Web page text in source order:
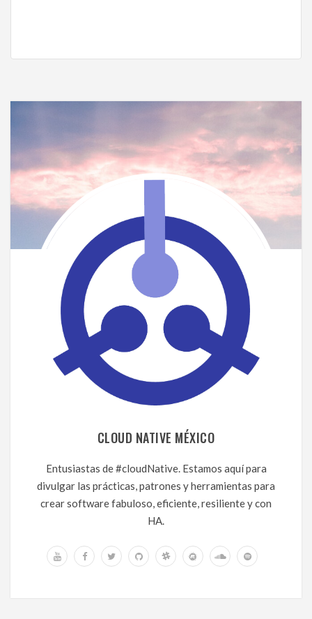
CLOUD NATIVE MÉXICO
Entusiastas de #cloudNative. Estamos aquí para
divulgar las prácticas, patrones y herramientas para
crear software fabuloso, eficiente, resiliente y con
HA.